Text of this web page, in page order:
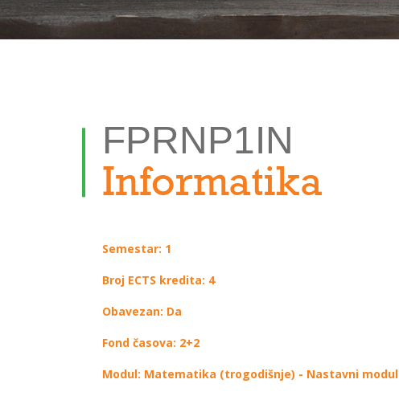
FPRNP1IN
Informatika
Semestar: 1
Broj ECTS kredita: 4
Obavezan: Da
Fond časova: 2+2
Modul: Matematika (trogodišnje) - Nastavni modul